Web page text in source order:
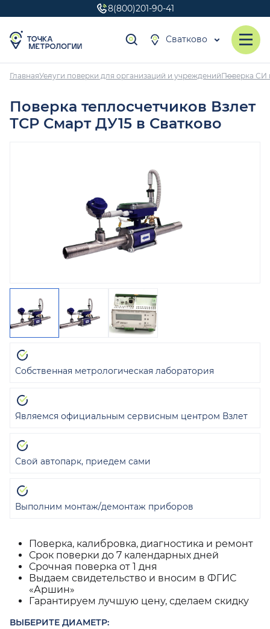
8(800)201-90-41
Сватково
ГлавнаяУслуги поверки для организаций и учрежденийПоверка СИ
Поверка теплосчетчиков Взлет
ТСР Смарт ДУ15 в Сватково
Поверка, калибровка, диагностика и ремонт
Срок поверки до 7 календарных дней
Срочная поверка от 1 дня
Выдаем свидетельство и вносим в ФГИС
«Аршин»
Гарантируем лучшую цену, сделаем скидку
ВЫБЕРИТЕ ДИАМЕТР:
Собственная метрологическая лаборатория
Являемся официальным сервисным центром Взлет
Свой автопарк, приедем сами
Выполним монтаж/демонтаж приборов